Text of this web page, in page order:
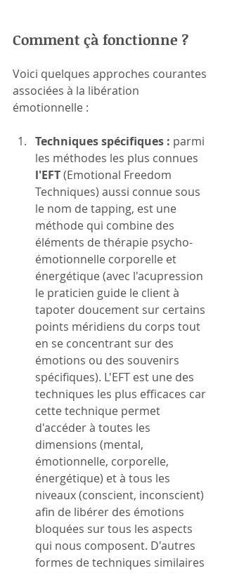
Comment çà fonctionne ?
Voici quelques approches courantes
associées à la libération
émotionnelle :
Techniques spécifiques : parmi
les méthodes les plus connues
l'EFT (Emotional Freedom
Techniques) aussi connue sous
le nom de tapping, est une
méthode qui combine des
éléments de thérapie psycho-
émotionnelle corporelle et
énergétique (avec l'acupression
le praticien guide le client à
tapoter doucement sur certains
points méridiens du corps tout
en se concentrant sur des
émotions ou des souvenirs
spécifiques). L'EFT est une des
techniques les plus efficaces car
cette technique permet
d'accéder à toutes les
dimensions (mental,
émotionnelle, corporelle,
énergétique) et à tous les
niveaux (conscient, inconscient)
afin de libérer des émotions
bloquées sur tous les aspects
qui nous composent. D'autres
formes de techniques similaires